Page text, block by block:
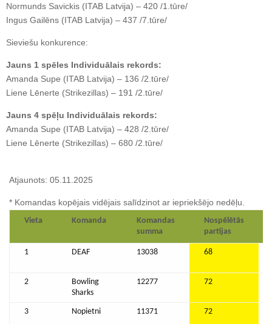
Normunds Savickis (ITAB Latvija) – 420 /1.tūre/
Ingus Gailēns (ITAB Latvija) – 437 /7.tūre/
Sieviešu konkurence:
Jauns 1 spēles Individuālais rekords:
Amanda Supe (ITAB Latvija) – 136 /2.tūre/
Liene Lēnerte (Strikezillas) – 191 /2.tūre/
Jauns 4 spēļu Individuālais rekords:
Amanda Supe (ITAB Latvija) – 428 /2.tūre/
Liene Lēnerte (Strikezillas) – 680 /2.tūre/
Atjaunots: 05.11.2025
* Komandas kopējais vidējais salīdzinot ar iepriekšējo nedēļu.
Vieta Komanda
Komandas
summa
Nospēlētās
partijas
1 DEAF 13038 68
2
Bowling
Sharks
12277 72
3 Nopietni 11371 72